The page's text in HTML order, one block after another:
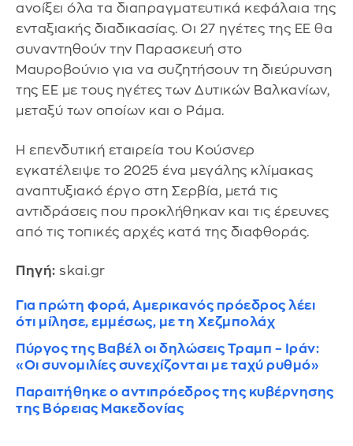
ανοίξει όλα τα διαπραγματευτικά κεφάλαια της
ενταξιακής διαδικασίας. Οι 27 ηγέτες της ΕΕ θα
συναντηθούν την Παρασκευή στο
Μαυροβούνιο για να συζητήσουν τη διεύρυνση
της ΕΕ με τους ηγέτες των Δυτικών Βαλκανίων,
μεταξύ των οποίων και ο Ράμα.
Η επενδυτική εταιρεία του Κούσνερ
εγκατέλειψε το 2025 ένα μεγάλης κλίμακας
αναπτυξιακό έργο στη Σερβία, μετά τις
αντιδράσεις που προκλήθηκαν και τις έρευνες
από τις τοπικές αρχές κατά της διαφθοράς.
Πηγή: skai.gr
Για πρώτη φορά, Αμερικανός πρόεδρος λέει
ότι μίλησε, εμμέσως, με τη Χεζμπολάχ
Πύργος της Βαβέλ οι δηλώσεις Τραμπ – Ιράν:
«Οι συνομιλίες συνεχίζονται με ταχύ ρυθμό»
Παραιτήθηκε ο αντιπρόεδρος της κυβέρνησης
της Βόρειας Μακεδονίας